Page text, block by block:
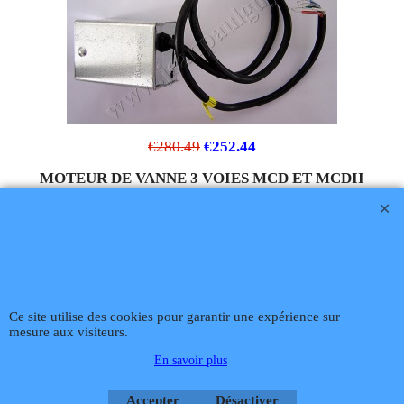
€280.49 €252.44
MOTEUR DE VANNE 3 VOIES MCD ET MCDII
Rétractation
avec le logiciel
eCommerce ShopFactory
Ce site utilise des cookies pour garantir une expérience sur
mesure aux visiteurs.
En savoir plus
Accepter Désactiver